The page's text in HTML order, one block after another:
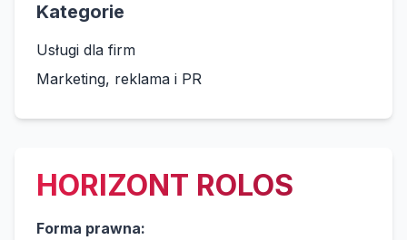
Kategorie
Usługi dla firm
Marketing, reklama i PR
HORIZONT ROLOS
Forma prawna: